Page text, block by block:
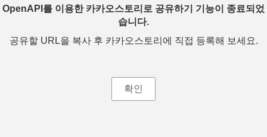
OpenAPI를 이용한 카카오스토리로 공유하기 기능이 종료되었
습니다.
공유할 URL을 복사 후 카카오스토리에 직접 등록해 보세요.
확인